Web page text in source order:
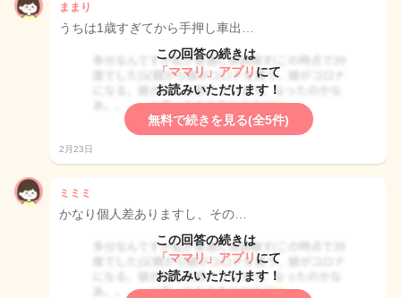
ままり
うちは1歳すぎてから手押し車出…
この回答の続きは
「ママリ」アプリ にて
お読みいただけます！
無料で続きを見る(全5件)
2月23日
ミミミ
かなり個人差ありますし、その…
この回答の続きは
「ママリ」アプリ にて
お読みいただけます！